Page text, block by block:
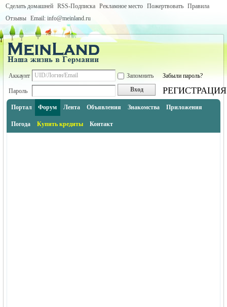
Сделать домашней RSS-Подписка Рекламное место Пожертвовать Правила
Отзывы Email: info@meinland.ru
Аккаунт Запомнить Забыли пароль?
Пароль Вход РЕГИСТРАЦИЯ
Портал Форум Лента Объявления Знакомства Приложения
Погода Купить кредиты Контакт